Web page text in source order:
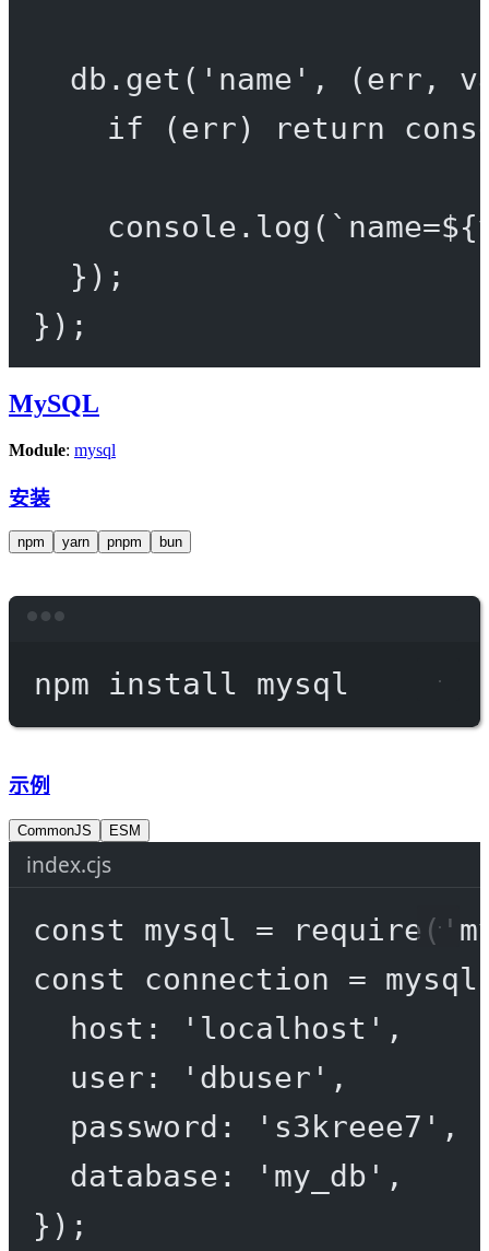
db. get ( 'name' , (err ,
if (err) return
console. log ( `name=${
});
});
MySQL
Module: mysql
安装
npm yarn pnpm bun
npm install mysql
示例
CommonJS ESM
index.cjs
const mysql = require (
const
connection =
host:
'localhost' ,
user:
'dbuser' ,
password:
's3kreee7' ,
database:
'my_db' ,
});